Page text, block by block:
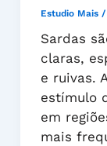
Estudio Mais /
Sardas
claras,
e ruivas.
estímulo
em
mais
na
moda:
conheça
os
e
cuidados